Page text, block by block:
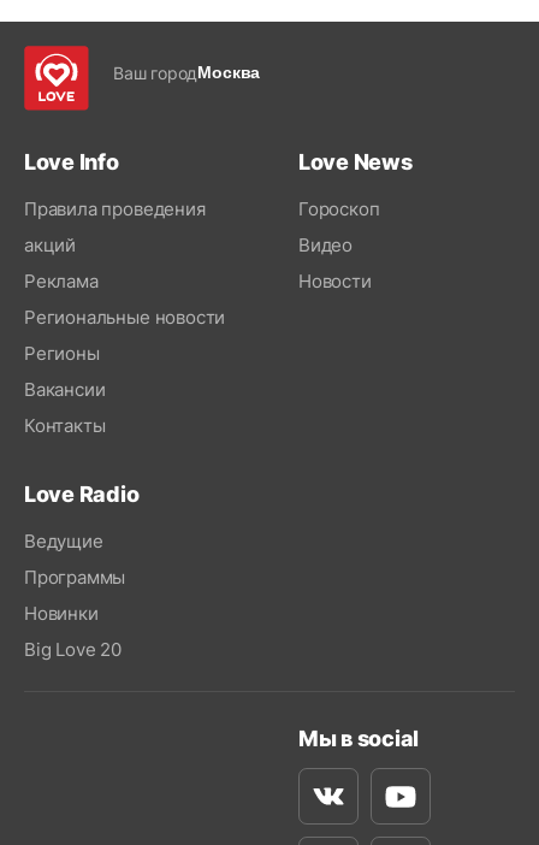
Ваш городМосква
Love Info
Правила проведения
акций
Реклама
Региональные новости
Регионы
Вакансии
Контакты
Love News
Гороскоп
Видео
Новости
Love Radio
Ведущие
Программы
Новинки
Big Love 20
Мы в social
ВконтактеYoutube